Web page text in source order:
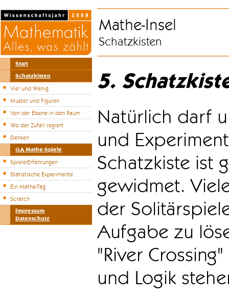
Start
Schatzkisten
Viel und Wenig
Muster und Figuren
Von der Ebene in den Raum
Wo der Zufall regiert
Denken
GA Mathe-Spiele
Spiele-Erfahrungen
Statistische Experimente
Ein Mathe-Tag
Scratch
Impressum
Datenschutz
Mathe-Insel
Schatzkisten
5.
Natürlich darf
und
Schatzkiste ist
gewidmet.
der
Aufgabe zu
"River
und Logik